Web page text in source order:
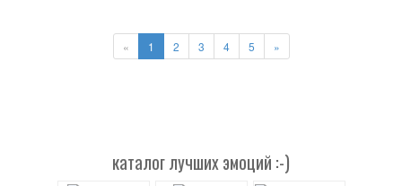
« 1 2 3 4 5 »
каталог лучших эмоций :-)